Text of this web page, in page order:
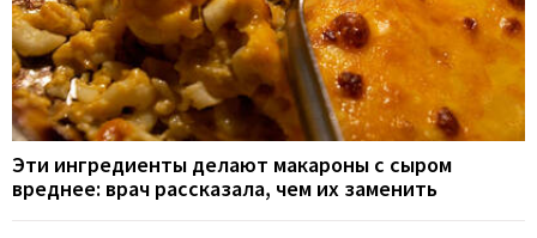
Эти ингредиенты делают макароны с сыром
вреднее: врач рассказала, чем их заменить